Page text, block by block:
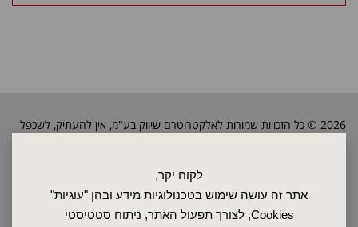
לקוח יקר,
אתר זה עושה שימוש בטכנולוגיות מידע ובהן "עוגיות"
Cookies, לצורך תפעול האתר, ניתוח סטטיסטי
2026 © כל הזכויות שמורות לאלקטרוטרם שיווק בע"מ, אין להעתיק, לשכפל
שרות ותחזוקה